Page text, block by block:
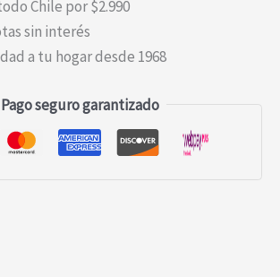
Chile por $2.990
sin interés
a tu hogar desde 1968
Pago seguro garantizado